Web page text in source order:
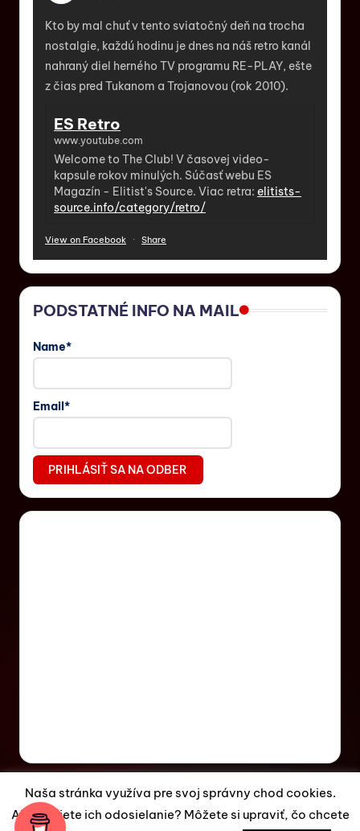
Kto by mal chuť v tento sviatočný deň na trocha
nostalgie, každú hodinu je dnes na náš retro kanál
nahraný diel herného TV programu RE-PLAY, ešte
z čias pred Tukanom a Trojanovou (rok 2010).
ES Retro
www.youtube.com
Welcome to The Club! V časovej video-
kapsule rokov minulých. Súčasť webu ES
Magazín - Elitist's Source. Viac retra: elitists-
source.info/category/retro/
View on Facebook · Share
PODSTATNÉ INFO NA MAIL
Name*
Email*
Copyright 2026 —ES Magazín. All rights reserved.
Naša stránka využíva pre svoj správny chod cookies.
Akceptujete ich odosielanie? Môžete si upraviť, čo chcete